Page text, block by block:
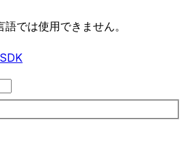
では使用できません。